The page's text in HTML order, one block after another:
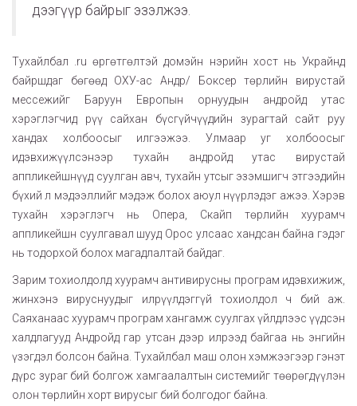
дээгүүр байрыг эзэлжээ.
Тухайлбал .ru өргөтгөлтэй домэйн нэрийн хост нь Украйнд
байршдаг бөгөөд ОХУ-ас Андр/ Боксер төрлийн вирустай
мессежийг Баруун Европын орнуудын андройд утас
хэрэглэгчид рүү сайхан бүсгүйчүүдийн зурагтай сайт руу
хандах холбоосыг илгээжээ. Улмаар уг холбоосыг
идэвхижүүлсэнээр тухайн андройд утас вирустай
аппликейшнүүд суулган авч, тухайн утсыг эзэмшигч этгээдийн
бүхий л мэдээллийг мэдэж болох аюул нүүрлэдэг ажээ. Хэрэв
тухайн хэрэглэгч нь Опера, Скайп төрлийн хуурамч
аппликейшн суулгавал шууд Орос улсаас хандсан байна гэдэг
нь тодорхой болох магадлалтай байдаг.
Зарим тохиолдолд хуурамч антивирусны програм идэвхижиж,
жинхэнэ вируснуудыг илрүүлдэггүй тохиолдол ч бий аж.
Саяханаас хуурамч програм хангамж суулгах үйлдлээс үүдсэн
халдлагууд Андройд гар утсан дээр илрээд байгаа нь энгийн
үзэгдэл болсон байна. Тухайлбал маш олон хэмжээгээр гэнэт
дүрс зураг бий болгож хамгаалалтын системийг төөрөгдүүлэн
олон төрлийн хорт вирусыг бий болгодог байна.